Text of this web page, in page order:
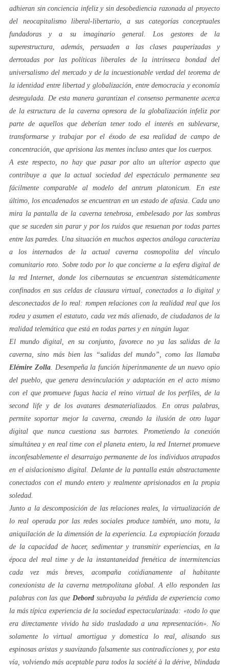
adhieran sinconciencia infelizy sindesobediencia razonadaal proyecto
del neocapitalismo liberal-libertario, a sus categorías conceptuales
fundadoras y a su imaginario general. Los gestores de la
superestructura , además, persuaden a las clases pauperizadas y
derrotadas por las políticas liberales de la intrínseca bondad del
universalismo del mercado y de la incuestionable verdad del teorema de
la identidad entre libertad y globalización, entre democracia y economía
desregulada. De esta manera garantizan el consenso permanente acerca
de laestructura de la cavernaopresora de la globalización infeliz por
parte de aquellos que deberían tener todo el interés en sublevarse,
transformarse y trabajar por el éxodo de esa realidad de campo de
concentración, que aprisiona las mentes incluso antes que los cuerpos.
A este respecto, no hay que pasar por alto un ulterior aspecto que
contribuye a que la actual sociedad del espectáculo permanente sea
fácilmente comparable al modelo del antrum platonicum . En este
último, los encadenados se encuentran en un estado de afasia. Cada uno
mira la pantalla de la cavernatenebrosa, embelesado por las sombras
que se suceden sin parar y por los ruidos que resuenan por todas partes
entre las paredes. Una situación en muchos aspectos análoga caracteriza
a los internados de la actualcaverna cosmopolita del vínculo
comunitario roto. Sobre todo por lo que concierne a la esfera digital de
la red Internet , donde los cibernautas se encuentran sistemáticamente
confinados en sus celdas de clausura virtual, conectados a lo digital y
desconectados de lo real: rompen relaciones con larealidad realque los
rodea y asumen el estatuto, cada vez más alienado, de ciudadanos de la
realidad telemática que está en todas partes y en ningún lugar.
El mundo digital, en su conjunto, favorece no ya las salidas de la
caverna, sino más bien las “salidas del mundo”, como las llamaba
Elémire Zolla. Desempeña la función hiperinmanente de un nuevoopio
del pueblo , que genera desvinculación y adaptación en el acto mismo
con el que promueve fugas hacia el reino virtual de losperfiles , de la
second life y de losavatares desmaterializados. En otras palabras,
permite soportar mejor la caverna, creando la ilusión de otro lugar
digital que nunca cuestiona sus barrotes. Prometiendo la conexión
simultánea y enreal time con el planeta entero, la red Internetpromueve
inconfesablemente el desarraigo permanente de los individuos atrapados
en el aislacionismo digital. Delante de la pantalla están abstractamente
conectados con el mundo entero y realmente aprisionados en la propia
soledad.
Junto a la descomposición de las relaciones reales, la virtualización de
lo real operada por las redes sociales produce también,uno motu, la
aniquilación de la dimensión de la experiencia . La expropiación forzada
de la capacidad de hacer, sedimentar y transmitir experiencias, en la
época del real time y de la instantaneidad frenética de intermitencias
cada vez más breves, acompaña cotidianamente al habitante
conexionista de la caverna metropolitana global. A ello responden las
palabras con las que Debordsubrayaba la pérdida deexperiencia como
la más típica experienciade la sociedad espectacularizada: «todo lo que
era directamente vivido ha sido trasladado a una representación». No
solamente lo virtual amortigua y domestica lo real, alisando sus
espinosas aristas y suavizando falsamente sus contradicciones y, por esta
vía, volviendo más aceptable para todos la société à la dérive , blindada